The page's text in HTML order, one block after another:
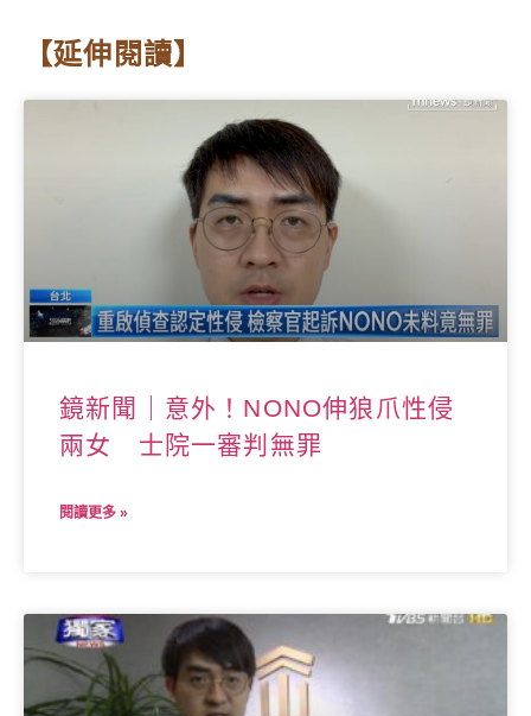
【延伸閱讀】
鏡新聞｜意外！NONO伸狼爪性侵
兩女 士院一審判無罪
閱讀更多 »